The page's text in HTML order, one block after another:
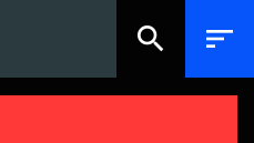
search sort